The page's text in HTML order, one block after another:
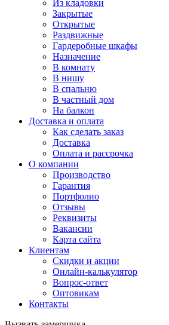
Из кладовки
Закрытые
Открытые
Раздвижные
Гардеробные шкафы
Назначение
В комнату
В нишу
В спальню
В частный дом
На балкон
Доставка и оплата
Как сделать заказ
Доставка
Оплата и рассрочка
О компании
Производство
Гарантия
Портфолио
Отзывы
Реквизиты
Вакансии
Карта сайта
Клиентам
Скидки и акции
Онлайн-калькулятор
Вопрос-ответ
Оптовикам
Контакты